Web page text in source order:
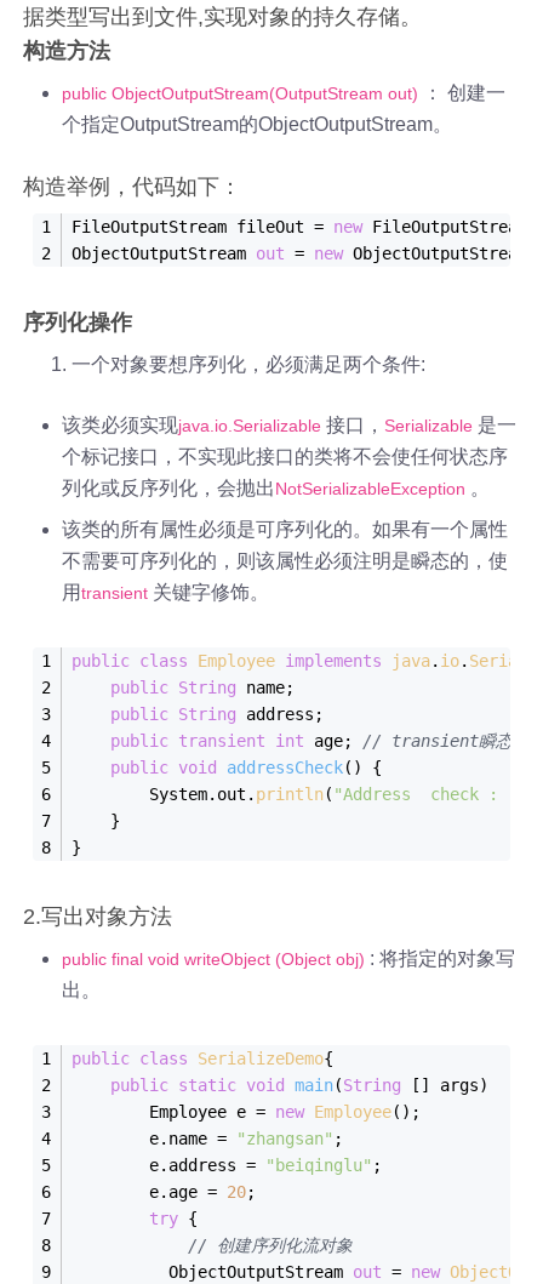
据类型写出到文件,实现对象的持久存储。
构造方法
public ObjectOutputStream(OutputStream out)
： 创建一
个指定OutputStream的ObjectOutputStream。
构造举例，代码如下：
FileOutputStream fileOut = new FileOutputStream(
ObjectOutputStream out = new ObjectOutputStream(
序列化操作
一个对象要想序列化，必须满足两个条件:
该类必须实现java.io.Serializable接口， Serializable 是一
个标记接口，不实现此接口的类将不会使任何状态序
列化或反序列化，会抛出NotSerializableException 。
该类的所有属性必须是可序列化的。如果有一个属性
不需要可序列化的，则该属性必须注明是瞬态的，使
用transient 关键字修饰。
public class Employee implements java. io.
public String name;
public String address;
public transient int age; // transient瞬态修饰
public void addressCheck()
{
      	System.out.
println( "Address  check : "
    }
}
2.写出对象方法
public final void writeObject (Object obj) : 将指定的对象写
出。
public class SerializeDemo{
public static void main(String [] args)
    	Employee e =
new Employee();
    	e.name =
"zhangsan" ;
    	e.address =
"beiqinglu" ;
    	e.age =
20;
try {
// 创建序列化流对象
          ObjectOutputStream
out = new